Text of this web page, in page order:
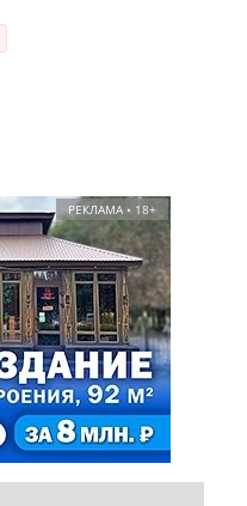
РЕКЛАМА • 18+